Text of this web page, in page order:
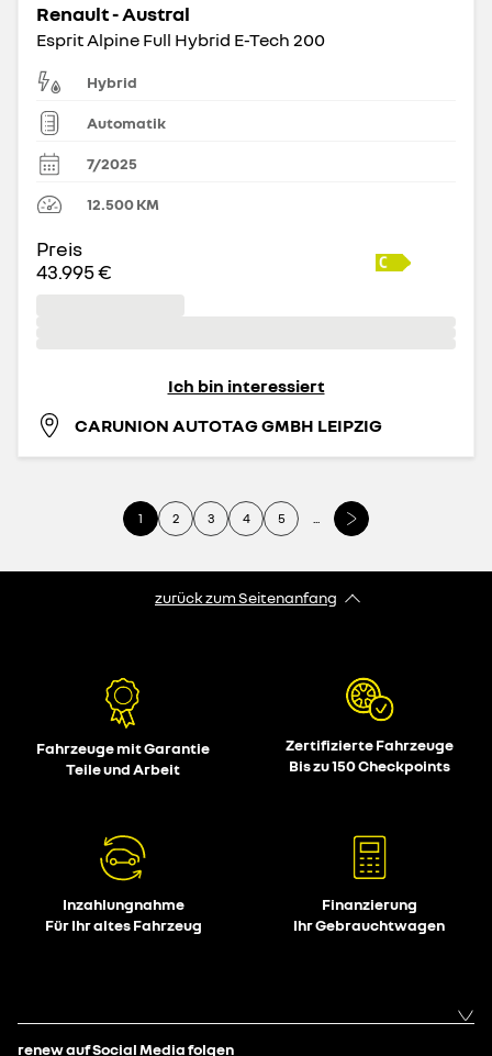
Renault - Austral
Esprit Alpine Full Hybrid E-Tech 200
Hybrid
Automatik
7/2025
12.500KM
Preis
43.995 €
Ich bin interessiert
CARUNION AUTOTAG GMBH LEIPZIG
1 2 3 4 5 ...
zurück zum Seitenanfang
Fahrzeuge mit Garantie
Teile und Arbeit
Zertifizierte Fahrzeuge
Bis zu 150 Checkpoints
Inzahlungnahme
Für Ihr altes Fahrzeug
Finanzierung
Ihr Gebrauchtwagen
renew auf Social Media folgen